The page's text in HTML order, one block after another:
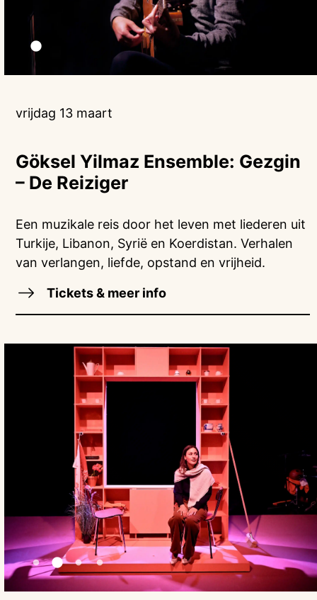
vrijdag 13 maart
Göksel Yilmaz Ensemble: Gezgin
– De Reiziger
Een muzikale reis door het leven met liederen uit
Turkije, Libanon, Syrië en Koerdistan. Verhalen
van verlangen, liefde, opstand en vrijheid.
Tickets & meer info